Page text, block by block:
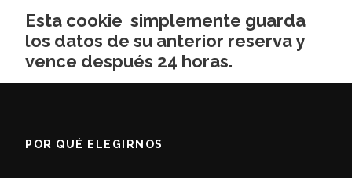
Esta cookie simplemente guarda
los datos de su anterior reserva y
vence después 24 horas.
POR QUÉ ELEGIRNOS